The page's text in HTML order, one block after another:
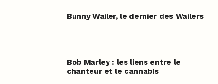
Bunny Wailer, le dernier des Wailers
Bob Marley : les liens entre le
chanteur et le cannabis